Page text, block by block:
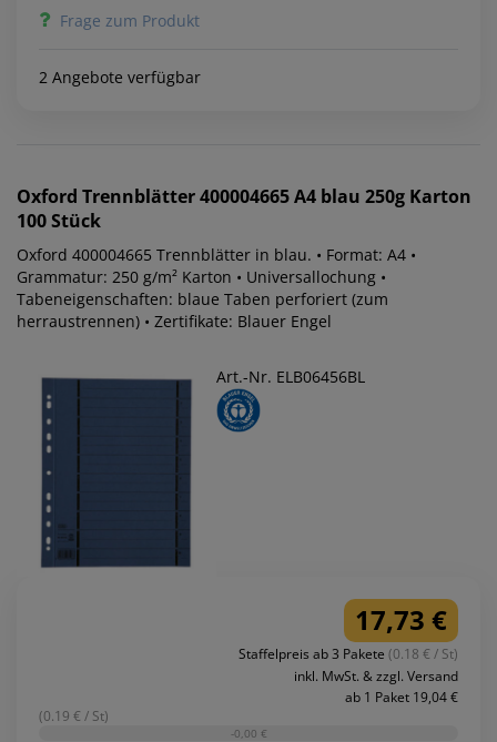
Frage zum Produkt
2 Angebote verfügbar
Oxford Trennblätter 400004665 A4 blau 250g Karton
100 Stück
Oxford 400004665 Trennblätter in blau. • Format: A4 •
Grammatur: 250 g/m² Karton • Universallochung •
Tabeneigenschaften: blaue Taben perforiert (zum
herraustrennen) • Zertifikate: Blauer Engel
Art.-Nr. ELB06456BL
17,73 €
Staffelpreis ab 3 Pakete (0.18 € / St)
inkl. MwSt. & zzgl. Versand
ab 1 Paket 19,04 €
(0.19 € / St)
-0,00 €